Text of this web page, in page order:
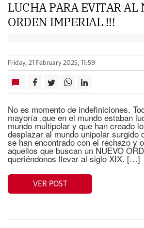
LUCHA PARA EVITAR AL
ORDEN IMPERIAL !!!
Friday, 21 February 2025, 11:59
No es momento de indefiniciones.
mayoría ,que en el mundo estaban
mundo multipolar y que han creado
desplazar al mundo unipolar surgido
se han encontrado con el rechazo y
aquellos que buscan un NUEVO
queriéndonos llevar al siglo XIX. […]
VER POST